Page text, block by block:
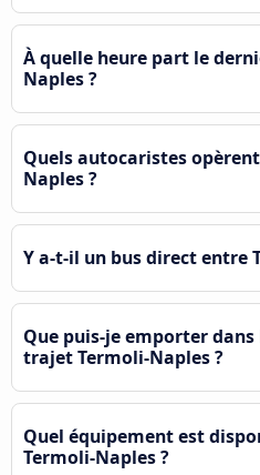
À quelle heure part le
Naples ?
Quels autocaristes
Naples ?
Y a-t-il un bus direct entre
Que puis-je emporter
trajet Termoli-Naples ?
Quel équipement est
Termoli-Naples ?